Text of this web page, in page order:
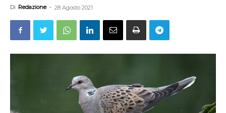
Di Redazione - 28 Agosto 2021